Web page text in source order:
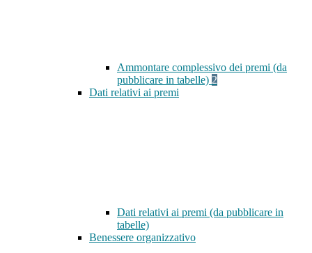
Ammontare complessivo dei premi (da
pubblicare in tabelle) 2
Dati relativi ai premi
Dati relativi ai premi (da pubblicare in
tabelle)
Benessere organizzativo